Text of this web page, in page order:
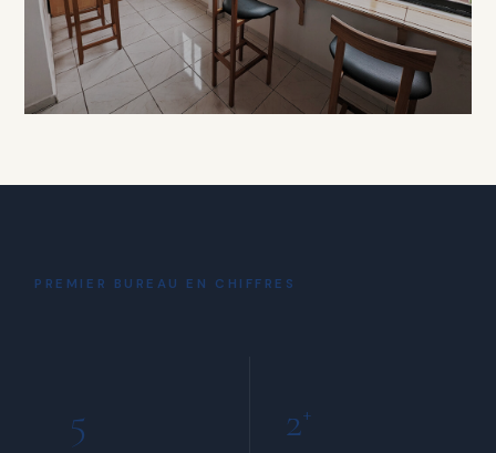
Coin Café
INCLUS POUR TOUS LES MEMBRES
PREMIER BUREAU EN CHIFFRES
5 2+